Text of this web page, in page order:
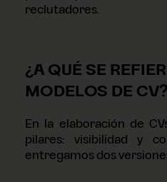
reclutadores.
¿A QUÉ SE
MODELOS DE CV?
En la elaboración de
pilares: visibilidad y
entregamos dos